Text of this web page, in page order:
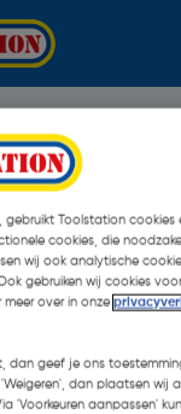
gebruikt Toolstation cookies
cookies, die
wij ook analytische
gebruiken wij cookies
meer over in onze
dan geef je ons
dan plaatsen wij
'Voorkeuren aanpassen'